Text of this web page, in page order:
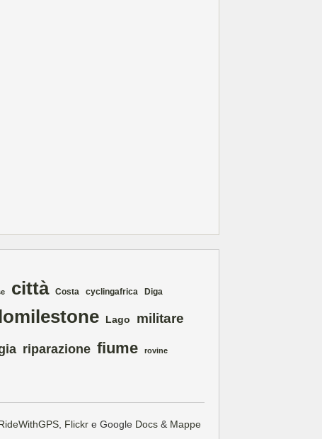
città Costa cyclingafrica Diga
Lago militare
riparazione fiume rovine
Flickr e Google Docs & Mappe